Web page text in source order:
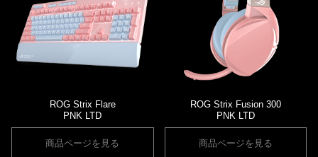
ROG Strix Flare
PNK LTD
商品ページを見る
ROG Strix Fusion 300
PNK LTD
商品ページを見る